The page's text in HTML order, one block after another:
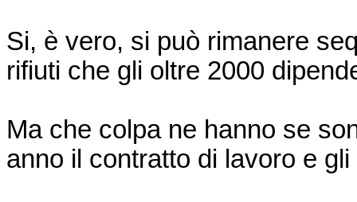
Si, è vero, si può rimanere
rifiuti che gli oltre 2000
Ma che colpa ne hanno se
anno il contratto di lavoro e